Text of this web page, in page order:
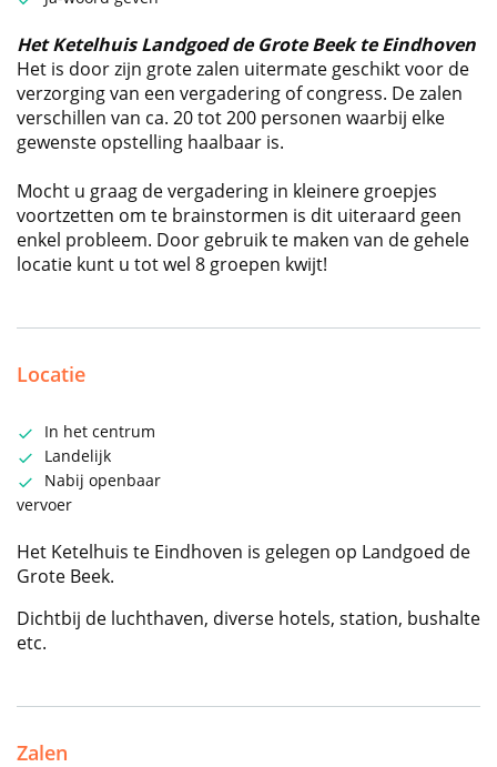
Het Ketelhuis Landgoed de Grote Beek te Eindhoven
Het is door zijn grote zalen uitermate geschikt voor de
verzorging van een vergadering of congress. De zalen
verschillen van ca. 20 tot 200 personen waarbij elke
gewenste opstelling haalbaar is.
Mocht u graag de vergadering in kleinere groepjes
voortzetten om te brainstormen is dit uiteraard geen
enkel probleem. Door gebruik te maken van de gehele
locatie kunt u tot wel 8 groepen kwijt!
Locatie
In het centrum
Landelijk
Nabij openbaar
vervoer
Het Ketelhuis te Eindhoven is gelegen op Landgoed de
Grote Beek.
Dichtbij de luchthaven, diverse hotels, station, bushalte
etc.
Zalen